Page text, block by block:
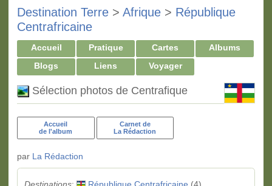
Destination Terre > Afrique > République
Centrafricaine
Accueil Pratique Cartes
Albums
Blogs
Liens Voyager
Sélection photos de Centrafique
Accueil
de l'album
Carnet de
La Rédaction
par La Rédaction